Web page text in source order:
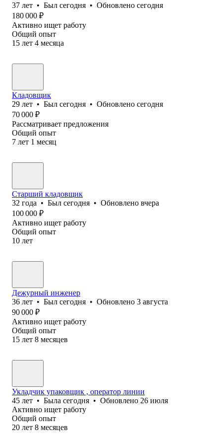
37 лет • Был сегодня • Обновлено сегодня
180 000 ₽
Активно ищет работу
Общий опыт
15 лет 4 месяца
Кладовщик
29 лет • Был сегодня • Обновлено сегодня
70 000 ₽
Рассматривает предложения
Общий опыт
7 лет 1 месяц
Старший кладовщик
32 года • Был сегодня • Обновлено вчера
100 000 ₽
Активно ищет работу
Общий опыт
10 лет
Дежурный инженер
36 лет • Был сегодня • Обновлено 3 августа
90 000 ₽
Активно ищет работу
Общий опыт
15 лет 8 месяцев
Укладчик упаковщик , оператор линии
45 лет • Была сегодня • Обновлено 26 июля
Активно ищет работу
Общий опыт
20 лет 8 месяцев